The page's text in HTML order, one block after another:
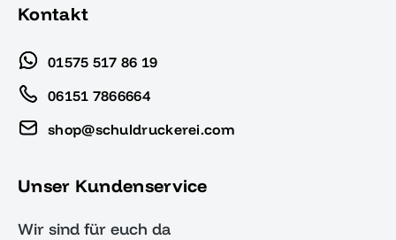
Kontakt
01575 517 86 19
06151 7866664
shop@schuldruckerei.com
Unser Kundenservice
Wir sind für euch da